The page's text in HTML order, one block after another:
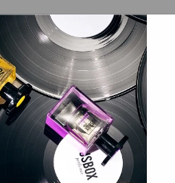
CLIENTI IN
DATI CLIENTI IN
e negli Stati Uniti